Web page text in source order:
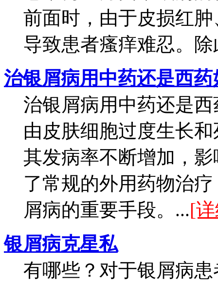
前面时，由于皮损红
导致患者瘙痒难忍。
治银屑病用中药还是西药
治银屑病用中药还是西
由皮肤细胞过度生长
其发病率不断增加，
了常规的外用药物治
屑病的重要手段。...[
银屑病克星私
有哪些？对于银屑病